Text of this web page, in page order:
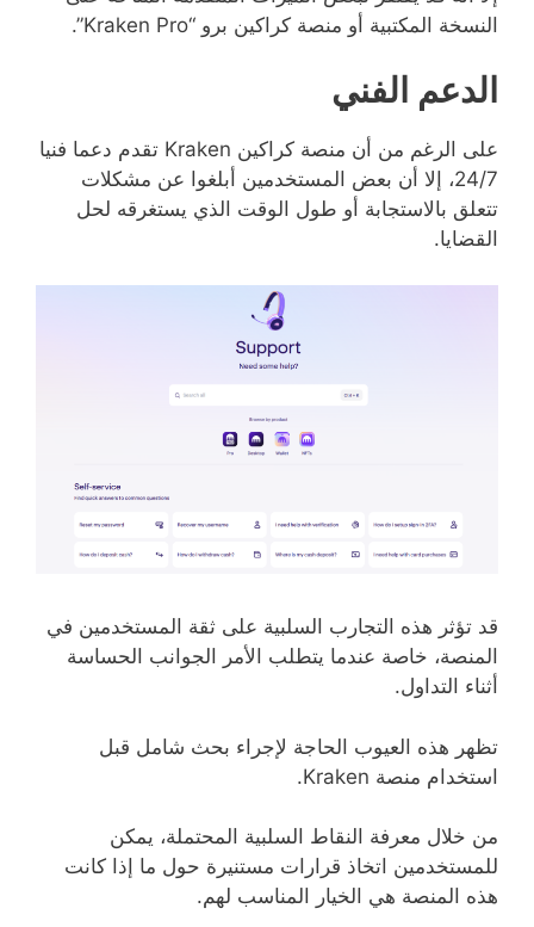
النسخة المكتبية أو منصة كراكين برو “Kraken Pro”.
الدعم الفني
على الرغم من أن منصة كراكين Kraken تقدم دعما فنيا
24/7، إلا أن بعض المستخدمين أبلغوا عن مشكلات
تتعلق بالاستجابة أو طول الوقت الذي يستغرقه لحل
القضايا.
قد تؤثر هذه التجارب السلبية على ثقة المستخدمين في
المنصة، خاصة عندما يتطلب الأمر الجوانب الحساسة
أثناء التداول.
تظهر هذه العيوب الحاجة لإجراء بحث شامل قبل
استخدام منصة Kraken.
من خلال معرفة النقاط السلبية المحتملة، يمكن
للمستخدمين اتخاذ قرارات مستنيرة حول ما إذا كانت
هذه المنصة هي الخيار المناسب لهم.